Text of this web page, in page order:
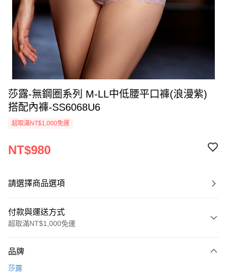
莎露-無鋼圈系列 M-LL中低腰平口褲(浪漫紫)
搭配內褲-SS6068U6
超取滿NT$1,000免運
NT$980
請選擇商品選項
付款與運送方式
超取滿NT$1,000免運
信用卡一次付款
品牌
莎露